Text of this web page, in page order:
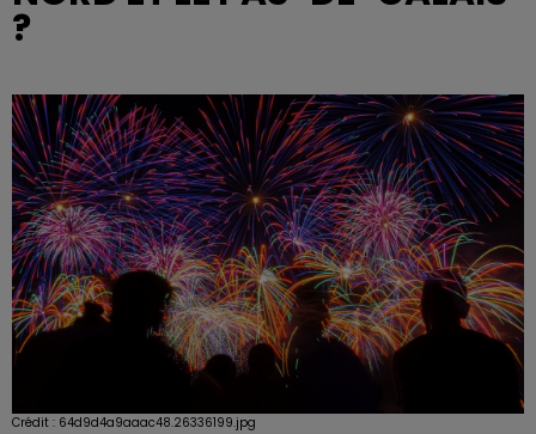
?
Crédit : 64d9d4a9aaac48.26336199.jpg